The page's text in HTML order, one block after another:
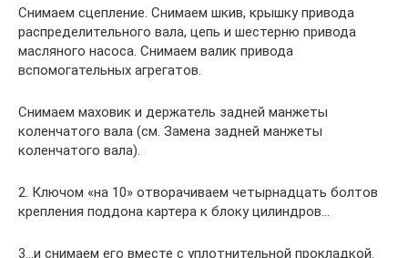
Снимаем сцепление. Снимаем шкив, крышку привода
распределительного вала, цепь и шестерню привода
масляного насоса. Снимаем валик привода
вспомогательных агрегатов.
Снимаем маховик и держатель задней манжеты
коленчатого вала (см. Замена задней манжеты
коленчатого вала).
2. Ключом «на 10» отворачиваем четырнадцать болтов
крепления поддона картера к блоку цилиндров…
3…и снимаем его вместе с уплотнительной прокладкой.